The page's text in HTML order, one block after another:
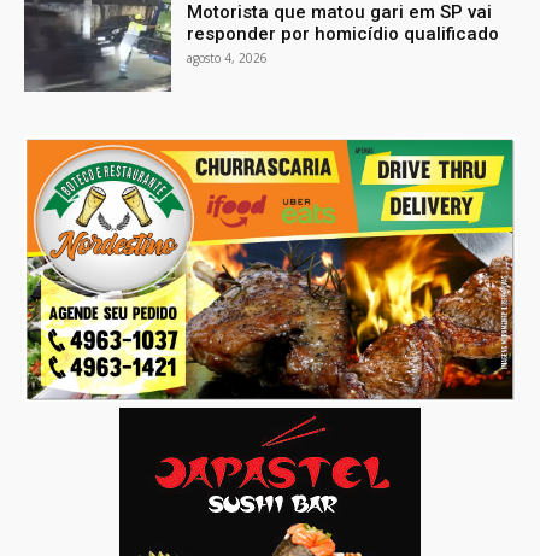
Motorista que matou gari em SP vai
responder por homicídio qualificado
agosto 4, 2026